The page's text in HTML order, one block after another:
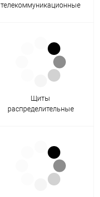
телекоммуникационные
Щиты
распределительные